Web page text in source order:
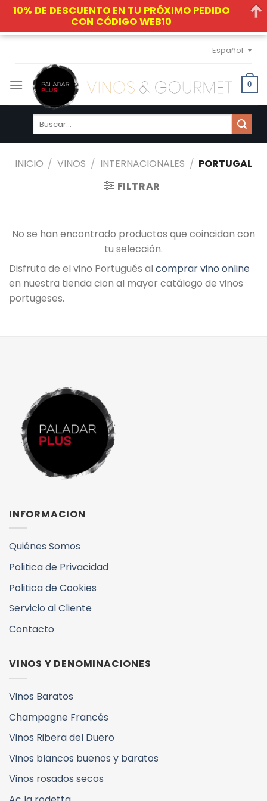
Skip
content
Español
0
Buscar
INICIO / VINOS / INTERNACIONALES / PORTUGAL
FILTRAR
Disfruta de el vino Portugués al comprar vino online
en nuestra tienda cion al mayor catálogo de vinos
portugeses.
No se han encontrado productos que coincidan con
tu selección.
INFORMACION
Quiénes Somos
Politica de Privacidad
Politica de Cookies
Servicio al Cliente
Contacto
VINOS Y DENOMINACIONES
Vinos Baratos
Champagne Francés
Vinos Ribera del Duero
Vinos blancos buenos y baratos
Vinos rosados secos
10% DE DESCUENTO EN TU PRÓXIMO PEDIDO
CON CÓDIGO WEB10